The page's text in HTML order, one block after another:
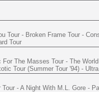
Tour - Broken Frame Tour -
Tour
The Masses Tour - The
Tour (Summer Tour '94) -
- A Night With M.L. Gore -